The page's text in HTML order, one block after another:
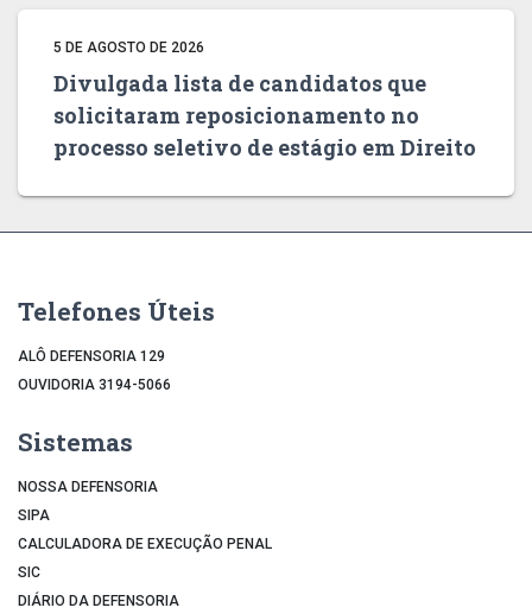
5 DE AGOSTO DE 2026
Divulgada lista de candidatos que
solicitaram reposicionamento no
processo seletivo de estágio em Direito
Telefones Úteis
ALÔ DEFENSORIA 129
OUVIDORIA 3194-5066
Sistemas
NOSSA DEFENSORIA
SIPA
CALCULADORA DE EXECUÇÃO PENAL
SIC
DIÁRIO DA DEFENSORIA